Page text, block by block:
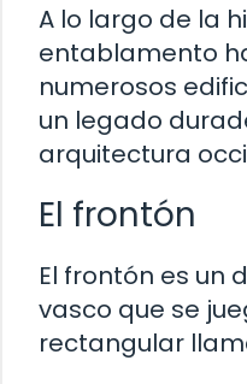
A lo largo de la
entablamento
numerosos
un legado
arquitectura
El frontón
El frontón es un
vasco que se
rectangular